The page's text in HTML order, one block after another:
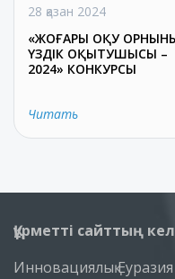
28 қазан 2024
«ЖОҒАРЫ ОҚУ
ҮЗДІК ОҚЫТУШЫСЫ –
2024» КОНКУРСЫ
Читать
Құрметті сайттың
Инновациялық